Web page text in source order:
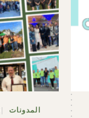
المدونات